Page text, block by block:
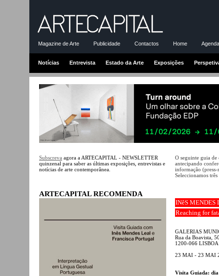
Magazine de Arte Publicidade Contactos Home
Notícias Entrevista Estado da Arte Exposições
Subscreva agora a ARTECAPITAL - NEWSLETTER
quinzenal para saber as últimas exposições, entrevistas e
notícias de arte contemporânea.
ARTECAPITAL RECOMENDA
O seguinte guia
antecipando
informação (press-
Seleccionamos
INêS MENDES
Reaching for
GALERIAS
Rua da Boavista,
1200-066 LISBOA
23 MAI - 23 MAI
Visita Guiada: dia